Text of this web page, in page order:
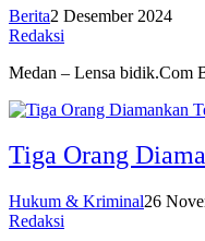
Berita2 Desember 2024
Redaksi
Medan – Lensa bidik.Com
Tiga Orang
Hukum & Kriminal26
Redaksi